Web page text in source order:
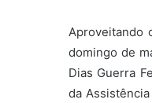
Aproveitando
domingo de
Dias Guerra
da